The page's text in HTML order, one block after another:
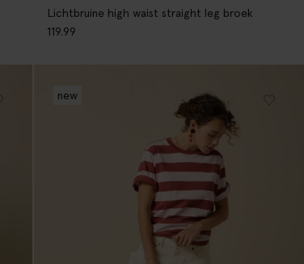
Lichtbruine high waist straight leg broek
119.99
new